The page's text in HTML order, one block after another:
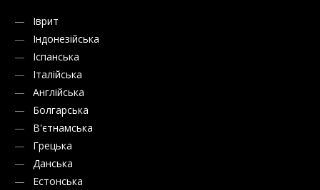
Іврит
Індонезійська
Іспанська
Італійська
Англійська
Болгарська
В'єтнамська
Грецька
Данська
Естонська